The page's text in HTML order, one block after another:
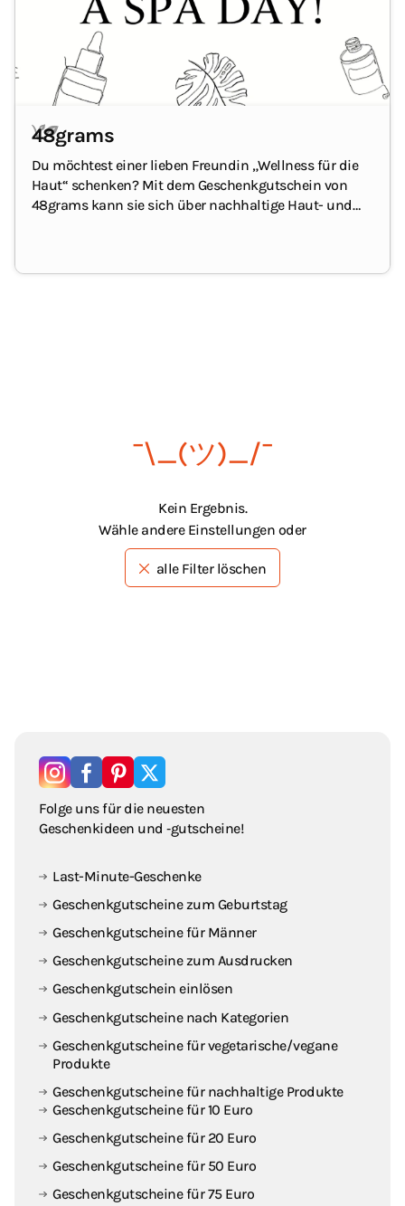
48grams
Du möchtest einer lieben Freundin „Wellness für die
Haut“ schenken? Mit dem Geschenkgutschein von
48grams kann sie sich über nachhaltige Haut- und
¯\_(ツ)_/¯
Kein Ergebnis.
Wähle andere Einstellungen oder
alle Filter löschen
Folge uns für die neuesten
Geschenkideen und ‑gutscheine!
Geschenkgutscheine für 10 Euro
Geschenkgutscheine für 20 Euro
Geschenkgutscheine für 50 Euro
Geschenkgutscheine für 75 Euro
Last-Minute-Geschenke
Geschenkgutscheine zum Geburtstag
Geschenkgutscheine für Männer
Geschenkgutscheine zum Ausdrucken
Geschenkgutschein einlösen
Geschenkgutscheine nach Kategorien
Geschenkgutscheine für vegetarische / vegane
Produkte
Geschenkgutscheine für nachhaltige Produkte